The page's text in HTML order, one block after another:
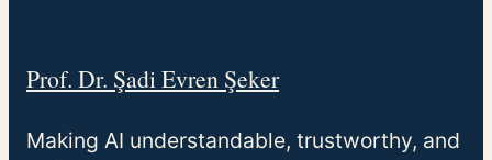
Prof. Dr. Şadi Evren Şeker
Making AI understandable, trustworthy, and